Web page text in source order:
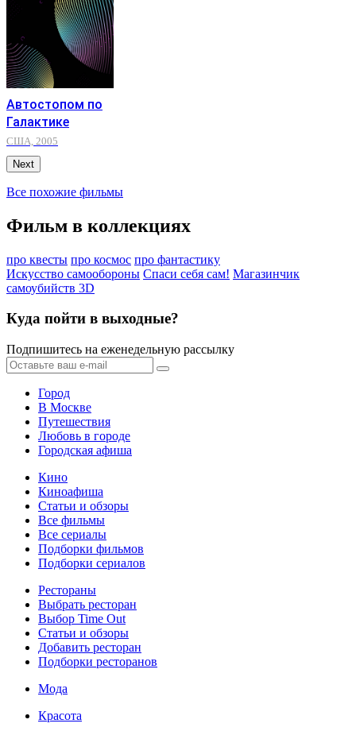
Автостопом по
Галактике
США, 2005
Next
Все похожие фильмы
Фильм в коллекциях
про квесты про космос про фантастику
Искусство самообороны Спаси себя сам! Магазинчик
самоубийств 3D
Куда пойти в выходные?
Подпишитесь на еженедельную рассылку
Город
В Москве
Путешествия
Любовь в городе
Городская афиша
Кино
Киноафиша
Статьи и обзоры
Все фильмы
Все сериалы
Подборки фильмов
Подборки сериалов
Рестораны
Выбрать ресторан
Выбор Time Out
Статьи и обзоры
Добавить ресторан
Подборки ресторанов
Мода
Красота